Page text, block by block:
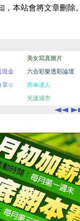
，本站會將文章刪除。